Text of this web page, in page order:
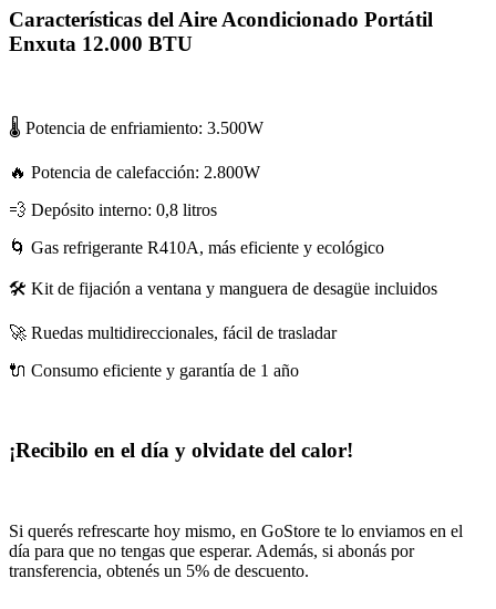
Características del Aire Acondicionado Portátil
Enxuta 12.000 BTU
🌡️ Potencia de enfriamiento: 3.500W
🔥 Potencia de calefacción: 2.800W
💨 Depósito interno: 0,8 litros
🌀 Gas refrigerante R410A, más eficiente y ecológico
🛠️ Kit de fijación a ventana y manguera de desagüe incluidos
🚀 Ruedas multidireccionales, fácil de trasladar
🔌 Consumo eficiente y garantía de 1 año
¡Recibilo en el día y olvidate del calor!
Si querés refrescarte hoy mismo, en GoStore te lo enviamos en el
día para que no tengas que esperar. Además, si abonás por
transferencia, obtenés un 5% de descuento.